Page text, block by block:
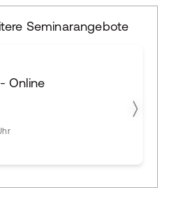
Seminarangebote
Online